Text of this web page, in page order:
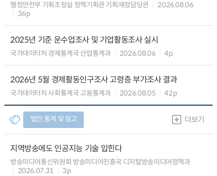
행정안전부 기획조정실 정책기획관 기획재정담당관
2026.08.06
36p
2025년 기준 운수업조사 및 기업활동조사 실시
국가데이터처 경제통계국 산업통계과 2026.08.06 4p
2026년 5월 경제활동인구조사 고령층 부가조사 결과
국가데이터처 사회통계국 고용통계과 2026.08.05 42p
법안.통계 및 참고 더보기
지역방송에도 인공지능 기술 입힌다
방송미디어통신위원회 방송미디어진흥국 디지털방송미디어정책과
2026.07.31
3p